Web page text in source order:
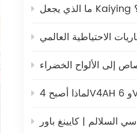
الحمضية: من سبائك الرصاص إلى الألواح الخضراء